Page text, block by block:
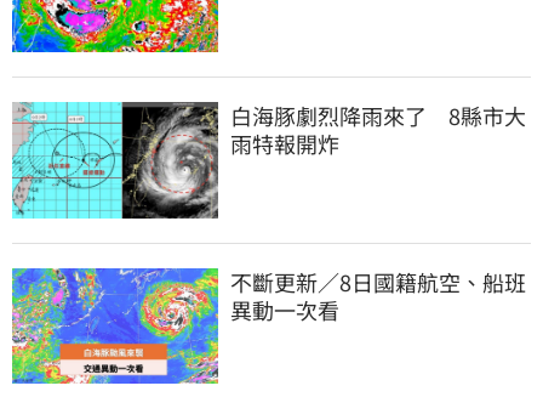
白海豚劇烈降雨來了　8縣市大
雨特報開炸
不斷更新／8日國籍航空、船班
異動一次看